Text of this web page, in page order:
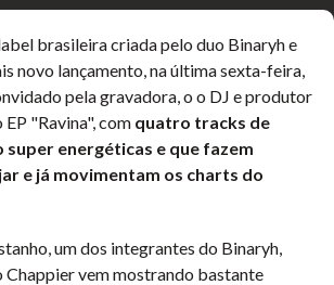
brasileira criada pelo duo Binaryh e
novo lançamento, na última sexta-feira,
pela gravadora, o o DJ e produtor
"Ravina", com quatro tracks de
super energéticas e que fazem
e já movimentam os charts do
um dos integrantes do Binaryh,
Chappier vem mostrando bastante